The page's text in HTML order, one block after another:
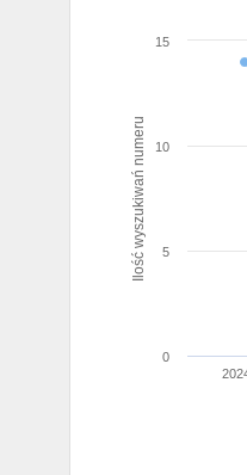
Ilość wyszukiwań numeru
0
10
5
15